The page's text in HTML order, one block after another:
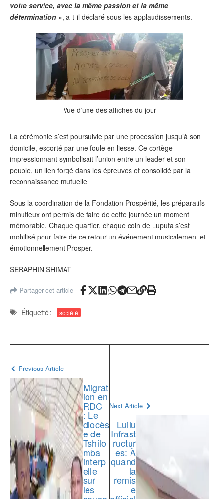
votre service, avec la même passion et la même
détermination », a-t-il déclaré sous les applaudissements.
Vue d’une des affiches du jour
La cérémonie s’est poursuivie par une procession jusqu’à son
domicile, escorté par une foule en liesse. Ce cortège
impressionnant symbolisait l’union entre un leader et son
peuple, un lien forgé dans les épreuves et consolidé par la
reconnaissance mutuelle.
Sous la coordination de la Fondation Prospérité, les préparatifs
minutieux ont permis de faire de cette journée un moment
mémorable. Chaque quartier, chaque coin de Luputa s’est
mobilisé pour faire de ce retour un événement musicalement et
émotionnellement Prosper.
SERAPHIN SHIMAT
Partager cet article
Étiquetté : société
Previous Article
Migrat
ion en
RDC
: Le
diocès
e de
Tshilo
mba
interp
elle
sur
les
Next Article
Luilu
Infrast
ructur
es: À
quand
la
remis
e